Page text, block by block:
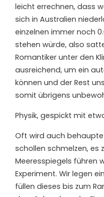
leicht errechnen, dass
sich in Australien
einzelnen immer noch
stehen würde, also
Romantiker unter den
ausreichend, um ein
können und der Rest
somit übrigens
Physik, gespickt mit
Oft wird auch
schollen schmelzen, es
Meeresspiegels führen
Experiment. Wir legen
füllen dieses bis zum